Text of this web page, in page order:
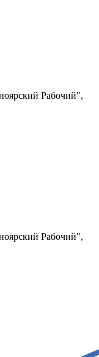
Рабочий",
Рабочий",